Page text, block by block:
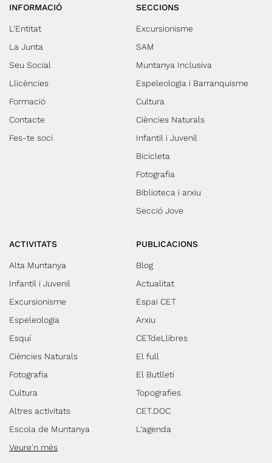
INFORMACIÓ
L'Entitat
La Junta
Seu Social
Llicències
Formació
Contacte
Fes-te soci
SECCIONS
Excursionisme
SAM
Muntanya Inclusiva
Espeleologia i Barranquisme
Cultura
Ciències Naturals
Infantil i Juvenil
Bicicleta
Fotografia
Biblioteca i arxiu
Secció Jove
ACTIVITATS
Alta Muntanya
Infantil i Juvenil
Excursionisme
Espeleologia
Esquí
Ciències Naturals
Fotografia
Cultura
Altres activitats
Escola de Muntanya
Veure'n més
PUBLICACIONS
Blog
Actualitat
Espai CET
Arxiu
CETdeLlibres
El full
El Butlletí
Topografies
CET.DOC
L'agenda